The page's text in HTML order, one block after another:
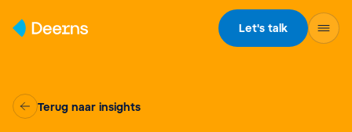
Let's talk
Terug naar insights